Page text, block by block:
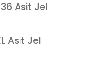
36 Asit Jel
Asit Jel